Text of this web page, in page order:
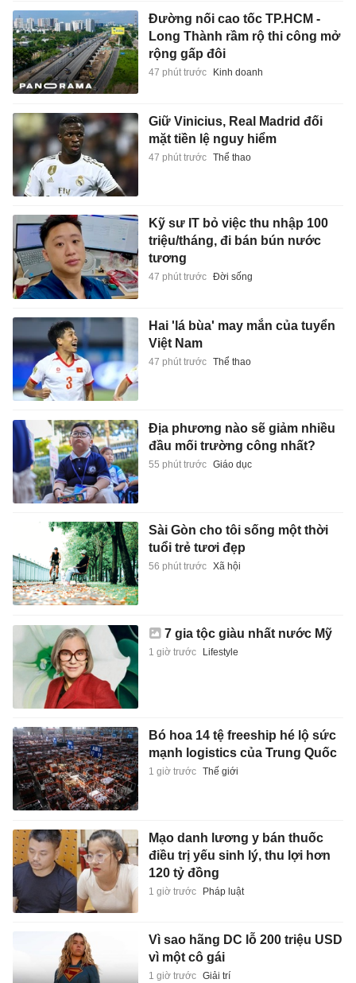
Đường nối cao tốc TP.HCM -
Long Thành rầm rộ thi công mở
rộng gấp đôi
47 phút trước Kinh doanh
Giữ Vinicius, Real Madrid đối
mặt tiền lệ nguy hiểm
47 phút trước Thể thao
Kỹ sư IT bỏ việc thu nhập 100
triệu/tháng, đi bán bún nước
tương
47 phút trước Đời sống
Hai 'lá bùa' may mắn của tuyển
Việt Nam
47 phút trước Thể thao
Địa phương nào sẽ giảm nhiều
đầu mối trường công nhất?
55 phút trước Giáo dục
Sài Gòn cho tôi sống một thời
tuổi trẻ tươi đẹp
56 phút trước Xã hội
7 gia tộc giàu nhất nước Mỹ
1 giờ trước Lifestyle
Bó hoa 14 tệ freeship hé lộ sức
mạnh logistics của Trung Quốc
1 giờ trước Thế giới
Mạo danh lương y bán thuốc
điều trị yếu sinh lý, thu lợi hơn
120 tỷ đồng
1 giờ trước Pháp luật
Vì sao hãng DC lỗ 200 triệu USD
vì một cô gái
1 giờ trước Giải trí